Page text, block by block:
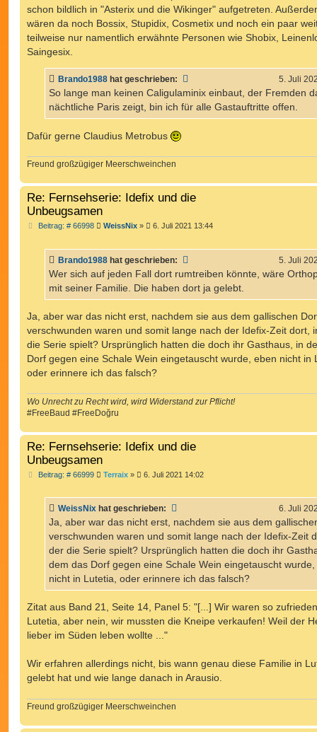
schon bildlich in "Asterix und die Wikinger" aufgetreten.
wären da noch Bossix, Stupidix, Cosmetix und noch ein paar
teilweise nur namentlich erwähnte Personen wie Shobix,
Saingesix.
Brando1988 hat geschrieben: 5. Juli
So lange man keinen Caligulaminix einbaut, der Fremden
nächtliche Paris zeigt, bin ich für alle Gastauftritte offen.
Dafür gerne Claudius Metrobus
Freund großzügiger Meerschweinchen
Re: Fernsehserie: Idefix und die
Unbeugsamen
Beitrag: # 66998B
r
a
WeissNix» 6. Juli 2021 13:44
Brando1988 hat geschrieben: 5. Juli
Wer sich auf jeden Fall dort rumtreiben könnte, wäre
mit seiner Familie. Die haben dort ja gelebt.
Ja, aber war das nicht erst, nachdem sie aus dem gallischen
verschwunden waren und somit lange nach der Idefix-Zeit dort,
die Serie spielt? Ursprünglich hatten die doch ihr Gasthaus, in
Dorf gegen eine Schale Wein eingetauscht wurde, eben nicht in
oder erinnere ich das falsch?
Wo Unrecht zu Recht wird, wird Widerstand zur Pflicht!
#FreeBaud #FreeDoğru
Re: Fernsehserie: Idefix und die
Unbeugsamen
Beitrag: # 66999B
r
a
Terraix» 6. Juli 2021 14:02
WeissNix hat geschrieben: 6. Juli
Ja, aber war das nicht erst, nachdem sie aus dem
verschwunden waren und somit lange nach der Idefix-Zeit
der die Serie spielt? Ursprünglich hatten die doch ihr
dem das Dorf gegen eine Schale Wein eingetauscht
nicht in Lutetia, oder erinnere ich das falsch?
Zitat aus Band 21, Seite 14, Panel 5: "[...] Wir waren so
Lutetia, aber nein, wir mussten die Kneipe verkaufen! Weil der
lieber im Süden leben wollte ..."
Wir erfahren allerdings nicht, bis wann genau diese Familie in
gelebt hat und wie lange danach in Arausio.
Freund großzügiger Meerschweinchen